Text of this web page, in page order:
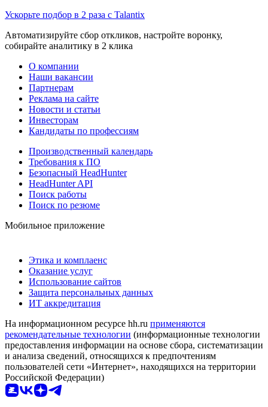
Ускорьте подбор в 2 раза с Talantix
Автоматизируйте сбор откликов, настройте воронку,
собирайте аналитику в 2 клика
О компании
Наши вакансии
Партнерам
Реклама на сайте
Новости и статьи
Инвесторам
Кандидаты по профессиям
Производственный календарь
Требования к ПО
Безопасный HeadHunter
HeadHunter API
Поиск работы
Поиск по резюме
Мобильное приложение
Этика и комплаенс
Оказание услуг
Использование сайтов
Защита персональных данных
ИТ аккредитация
На информационном ресурсе hh.ru применяются
рекомендательные технологии (информационные технологии
предоставления информации на основе сбора, систематизации
и анализа сведений, относящихся к предпочтениям
пользователей сети «Интернет», находящихся на территории
Российской Федерации)